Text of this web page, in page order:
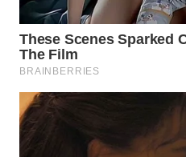
Wahana
Media
Group
WAHANA
NEWS
WAHANA